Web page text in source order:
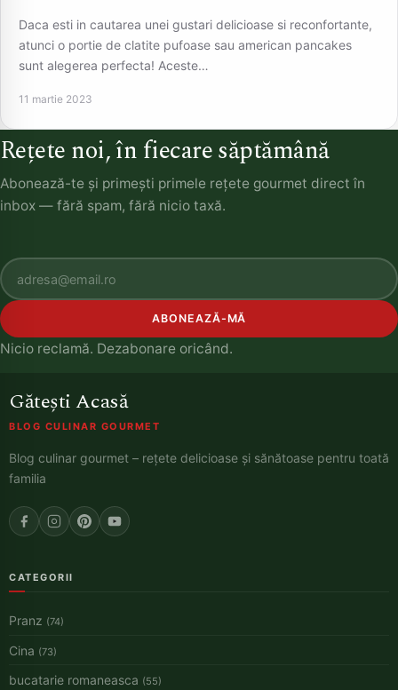
Daca esti in cautarea unei gustari delicioase si reconfortante,
atunci o portie de clatite pufoase sau american pancakes
sunt alegerea perfecta! Aceste…
11 martie 2023
Rețete noi, în fiecare săptămână
Abonează-te și primești primele rețete gourmet direct în
inbox — fără spam, fără nicio taxă.
ABONEAZĂ-MĂ
Nicio reclamă. Dezabonare oricând.
Gătești Acasă
BLOG CULINAR GOURMET
Blog culinar gourmet – rețete delicioase și sănătoase pentru toată
familia
CATEGORII
Pranz (74)
Cina (73)
bucatarie romaneasca (55)